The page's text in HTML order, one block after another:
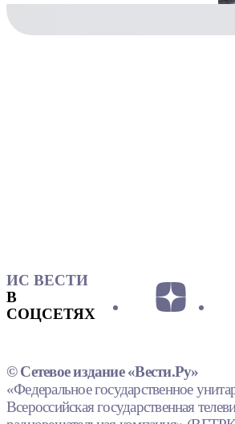
ИС ВЕСТИ
В
СОЦСЕТЯХ
© Сетевое издание «Вести.Ру»
«Федеральное государственное
Всероссийская государственная